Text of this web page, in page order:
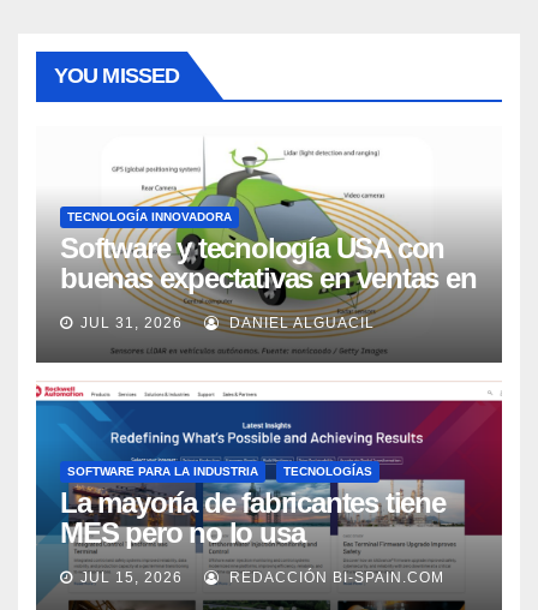
YOU MISSED
TECNOLOGÍA INNOVADORA
Software y tecnología USA con
buenas expectativas en ventas en
los próximos 2 años, según
Market Watch
JUL 31, 2026 DANIEL ALGUACIL
SOFTWARE PARA LA INDUSTRIA TECNOLOGÍAS
La mayoría de fabricantes tiene
MES pero no lo usa
adecuadamente, según Rockwell
Automation
JUL 15, 2026 REDACCIÓN BI-SPAIN.COM